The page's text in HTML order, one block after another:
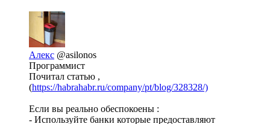
Алекс @asilonos
Программист
Почитал статью ,
(https://habrahabr.ru/company/pt/blog/328328/)
Если вы реально обеспокоены :
- Используйте банки которые предоставляют